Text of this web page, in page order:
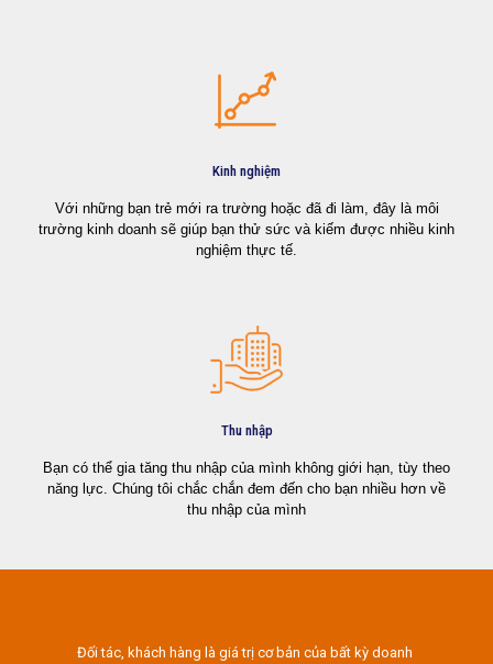
Kinh nghiệm
Với những bạn trẻ mới ra trường hoặc đã đi làm, đây là môi
trường kinh doanh sẽ giúp bạn thử sức và kiếm được nhiều kinh
nghiệm thực tế.
Thu nhập
Bạn có thể gia tăng thu nhập của mình không giới hạn, tùy theo
năng lực. Chúng tôi chắc chắn đem đến cho bạn nhiều hơn về
thu nhập của mình
Đối tác, khách hàng là giá trị cơ bản của bất kỳ doanh